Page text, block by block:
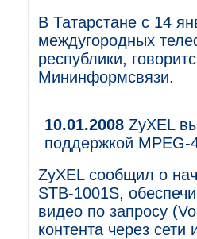
В Татарстане с 14
междугородных
республики,
Мининформсвязи.
10.01.2008 ZyXEL
поддержкой MPEG-
ZyXEL сообщил о
STB-1001S,
видео по запросу
контента через сети